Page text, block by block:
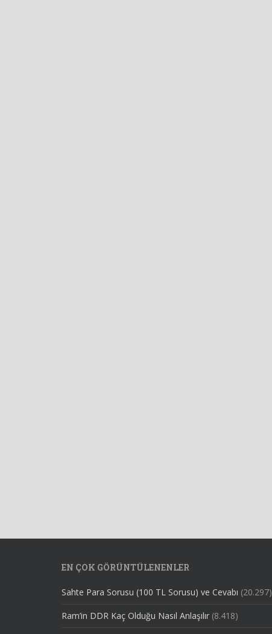
EN ÇOK GÖRÜNTÜLENENLER
Sahte Para Sorusu (100 TL Sorusu) ve Cevabı (20.297)
Ram’in DDR Kaç Olduğu Nasıl Anlaşılır (8.418)